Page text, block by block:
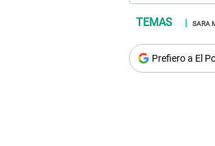
SARA
Prefiero a El